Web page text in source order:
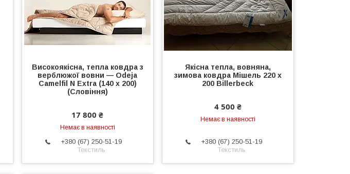
Високоякісна, тепла ковдра з
верблюжої вовни — Odeja
Camelfil N Extra (140 х 200)
(Словіння)
17 800 ₴
Немає в наявності
+380 (67) 250-51-19
Текстиль
Якісна тепла, вовняна,
зимова ковдра Мішель 220 х
200 Billerbeck
4 500 ₴
Немає в наявності
+380 (67) 250-51-19
Текстиль